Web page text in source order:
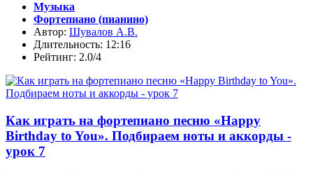
Музыка
Фортепиано (пианино)
Автор: Шувалов А.В.
Длительность: 12:16
Рейтинг: 2.0/4
Как играть на фортепиано песню «Happy
Birthday to You». Подбираем ноты и аккорды -
урок 7